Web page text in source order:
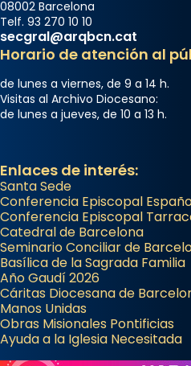
08002 Barcelona
Telf. 93 270 10 10
secgral@arqbcn.cat
Horario de atención al
de lunes a viernes, de 9 a 14 h.
Visitas al Archivo Diocesano:
de lunes a jueves, de 10 a 13 h.
Enlaces de interés:
Santa Sede
Conferencia Episcopal
Conferencia Episcopal
Catedral de Barcelona
Seminario Conciliar de
Basílica de la Sagrada Familia
Año Gaudí 2026
Cáritas Diocesana de
Manos Unidas
Obras Misionales Pontificias
Ayuda a la Iglesia Necesitada